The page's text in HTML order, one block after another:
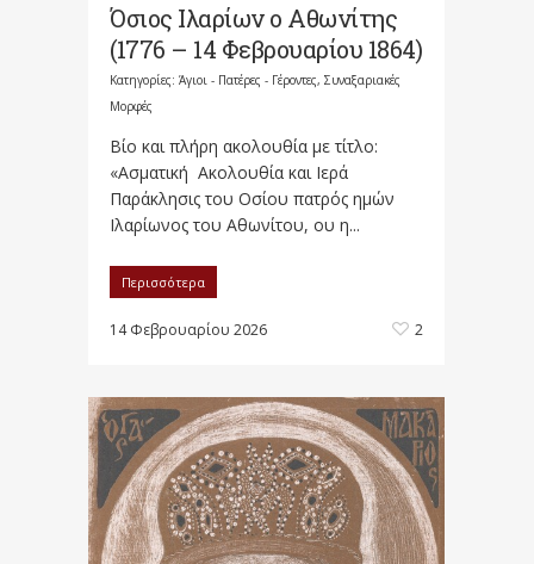
Όσιος Ιλαρίων ο Αθωνίτης
(1776 – 14 Φεβρουαρίου 1864)
Κατηγορίες: Άγιοι - Πατέρες - Γέροντες, Συναξαριακές
Μορφές
Βίο και πλήρη ακολουθία με τίτλο:
«Ασματική Ακολουθία και Ιερά
Παράκλησις του Οσίου πατρός ημών
Ιλαρίωνος του Αθωνίτου, ου η...
Περισσότερα
14 Φεβρουαρίου 2026 2